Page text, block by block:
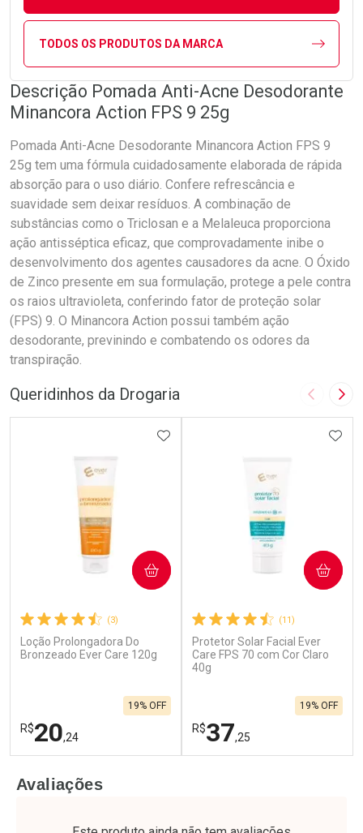
TODOS OS PRODUTOS DA MARCA
Descrição Pomada Anti-Acne Desodorante
Minancora Action FPS 9 25g
Pomada Anti-Acne Desodorante Minancora Action FPS 9
25g tem uma fórmula cuidadosamente elaborada de rápida
absorção para o uso diário. Confere refrescância e
suavidade sem deixar resíduos. A combinação de
substâncias como o Triclosan e a Melaleuca proporciona
ação antisséptica eficaz, que comprovadamente inibe o
desenvolvimento dos agentes causadores da acne. O Óxido
de Zinco presente em sua formulação, protege a pele contra
os raios ultravioleta, conferindo fator de proteção solar
(FPS) 9. O Minancora Action possui também ação
desodorante, previnindo e combatendo os odores da
transpiração.
Queridinhos da Drogaria Imagem
(3)
Loção Prolongadora Do
Bronzeado Ever Care 120g
R$20,24
19% OFF
ADICIONAR AOS FAVORITOS
COMPRAR
Laboratório
Por Menos
(11)
Protetor Solar Facial Ever
Care FPS 70 com Cor Claro
40g
R$37,25
19% OFF
COMPRAR
Laboratório
Por Menos
Avaliações